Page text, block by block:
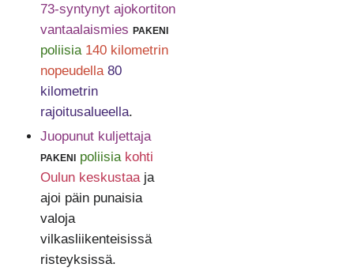
73-syntynyt ajokortiton
vantaalaismies pakeni
poliisia 140 kilometrin
nopeudella 80
kilometrin
rajoitusalueella.
Juopunut kuljettaja
pakeni poliisia kohti
Oulun keskustaaja
ajoi päin punaisia
valoja
vilkasliikenteisissä
risteyksissä.